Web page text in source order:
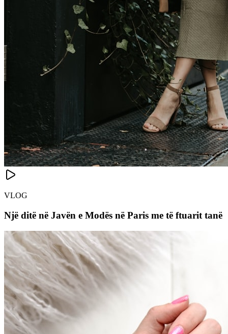
VLOG
Një ditë në Javën e Modës në Paris me të ftuarit tanë